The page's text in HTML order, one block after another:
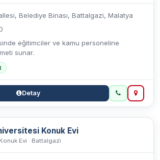
Belediye Binası, Battalgazi, Malatya
eğitimciler ve kamu personeline
sunar.
Detay
Konuk Evi
Evi · Battalgazi̇